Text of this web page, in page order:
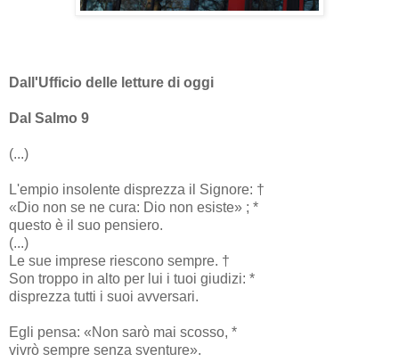
Dall'Ufficio delle letture di oggi
Dal Salmo 9
(...)
L'empio insolente disprezza il Signore: †
«Dio non se ne cura: Dio non esiste» ; *
questo è il suo pensiero.
(...)
Le sue imprese riescono sempre. †
Son troppo in alto per lui i tuoi giudizi: *
disprezza tutti i suoi avversari.
Egli pensa: «Non sarò mai scosso, *
vivrò sempre senza sventure».